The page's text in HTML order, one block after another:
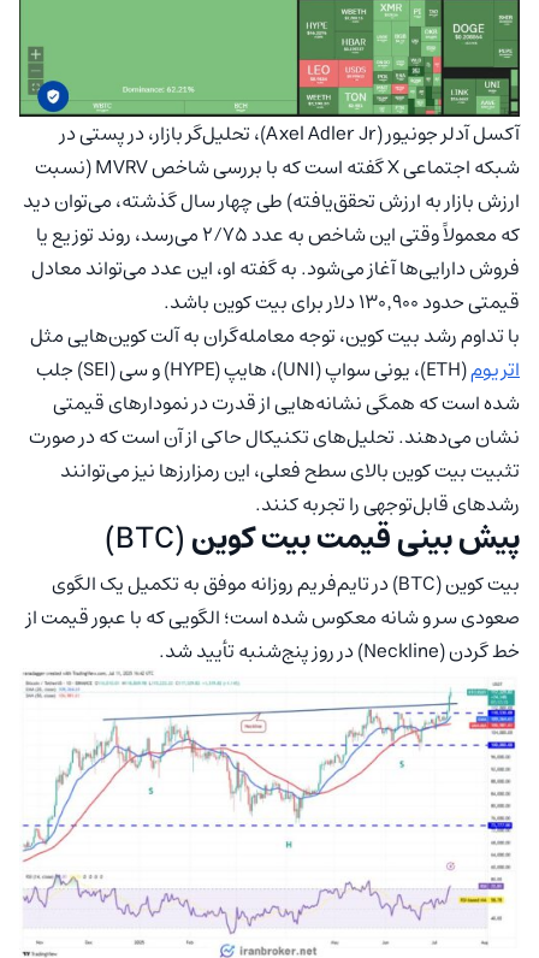
آکسل آدلر جونیور (Axel Adler Jr)، تحلیل‌گر بازار، در پستی در
شبکه اجتماعی X گفته است که با بررسی شاخص MVRV (نسبت
ارزش بازار به ارزش تحقق‌یافته) طی چهار سال گذشته، می‌توان دید
که معمولاً وقتی این شاخص به عدد ۲/۷۵ می‌رسد، روند توزیع یا
فروش دارایی‌ها آغاز می‌شود. به گفته او، این عدد می‌تواند معادل
قیمتی حدود ۱۳۰٬۹۰۰ دلار برای بیت کوین باشد.
با تداوم رشد بیت کوین، توجه معامله‌گران به آلت کوین‌هایی مثل
اتریوم
(ETH)، یونی سواپ (UNI)، هایپ (HYPE) و سی (SEI) جلب
شده است که همگی نشانه‌هایی از قدرت در نمودارهای قیمتی
نشان می‌دهند. تحلیل‌های تکنیکال حاکی از آن است که در صورت
تثبیت بیت کوین بالای سطح فعلی، این رمزارزها نیز می‌توانند
رشدهای قابل‌توجهی را تجربه کنند.
پیش بینی قیمت بیت کوین(BTC)
بیت کوین (BTC) در تایم‌فریم روزانه موفق به تکمیل یک الگوی
صعودی سر و شانه معکوس شده است؛ الگویی که با عبور قیمت از
خط گردن (Neckline) در روز پنج‌شنبه تأیید شد.